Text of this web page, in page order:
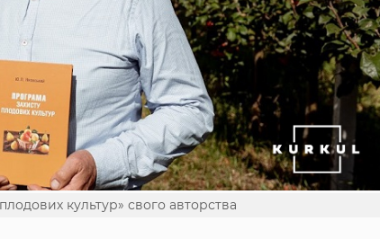
культур» свого авторства